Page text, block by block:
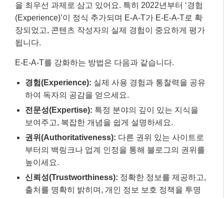
을 최우선 과제로 삼고 있어요. 특히 2022년부터 ‘경험
(Experience)’이 정식 추가되며 E-A-T가 E-E-A-T로 확
장되었고, 콘텐츠 작성자의 실제 경험이 중요하게 평가
됩니다.
E-E-A-T를 강화하는 방법은 다음과 같습니다.
경험(Experience): 실제 사용 경험과 통찰력을 공유
하여 독자의 공감을 얻으세요.
전문성(Expertise): 특정 분야의 깊이 있는 지식을
보여주고, 복잡한 개념을 쉽게 설명하세요.
권위(Authoritativeness): 다른 권위 있는 사이트로
부터의 백링크나 업계 인정을 통해 블로그의 권위를
높이세요.
신뢰성(Trustworthiness): 정확한 정보를 제공하고,
출처를 명확히 밝히며, 개인 정보 보호 정책을 투명